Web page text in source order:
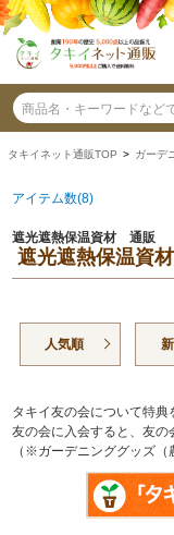
タキイネット通販TOP > ガーデ
アイテム数(8)
遮光遮熱保温資材 通販
遮光遮熱保温資材
人気順
タキイ友の会について特典
友の会に入会すると、友の
（※ガーデニンググッズ（